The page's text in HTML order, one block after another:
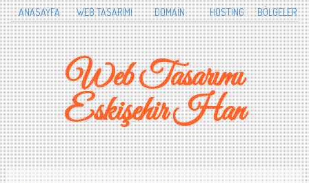
ANASAYFA WEB TASARIMI DOMAİN HOSTİNG BÖLGELER
Web Tasarımı
Eskişehir Han